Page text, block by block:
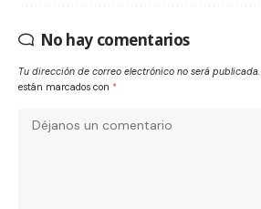
No hay comentarios
Tu dirección de correo electrónico no será publicada.
están marcados con *